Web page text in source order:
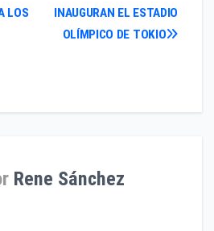
INAUGURAN EL ESTADIO
OLÍMPICO DE TOKIO
LOS
Rene Sánchez